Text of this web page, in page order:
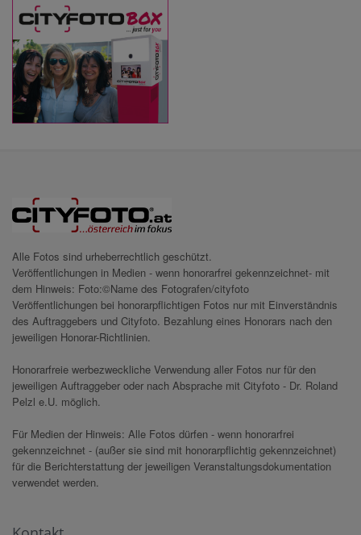
Alle Fotos sind urheberrechtlich geschützt.
Veröffentlichungen in Medien - wenn honorarfrei gekennzeichnet- mit
dem Hinweis: Foto:©Name des Fotografen/cityfoto
Veröffentlichungen bei honorarpflichtigen Fotos nur mit Einverständnis
des Auftraggebers und Cityfoto. Bezahlung eines Honorars nach den
jeweiligen Honorar-Richtlinien.
Honorarfreie werbezweckliche Verwendung aller Fotos nur für den
jeweiligen Auftraggeber oder nach Absprache mit Cityfoto - Dr. Roland
Pelzl e.U. möglich.
Für Medien der Hinweis: Alle Fotos dürfen - wenn honorarfrei
gekennzeichnet - (außer sie sind mit honorarpflichtig gekennzeichnet)
für die Berichterstattung der jeweiligen Veranstaltungsdokumentation
verwendet werden.